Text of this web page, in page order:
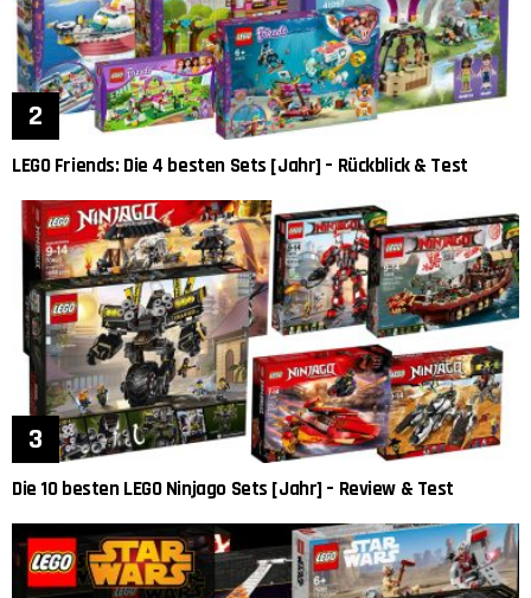
LEGO Friends: Die 4 besten Sets [Jahr] – Rückblick & Test
Die 10 besten LEGO Ninjago Sets [Jahr] – Review & Test